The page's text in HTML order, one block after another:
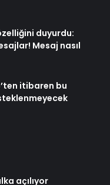
duyurdu:
Mesaj nasıl
itibaren bu
açılıyor